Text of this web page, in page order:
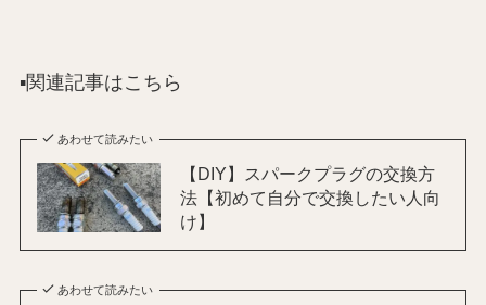
▪️関連記事はこちら
あわせて読みたい
【DIY】スパークプラグの交換方
法【初めて自分で交換したい人向
け】
あわせて読みたい